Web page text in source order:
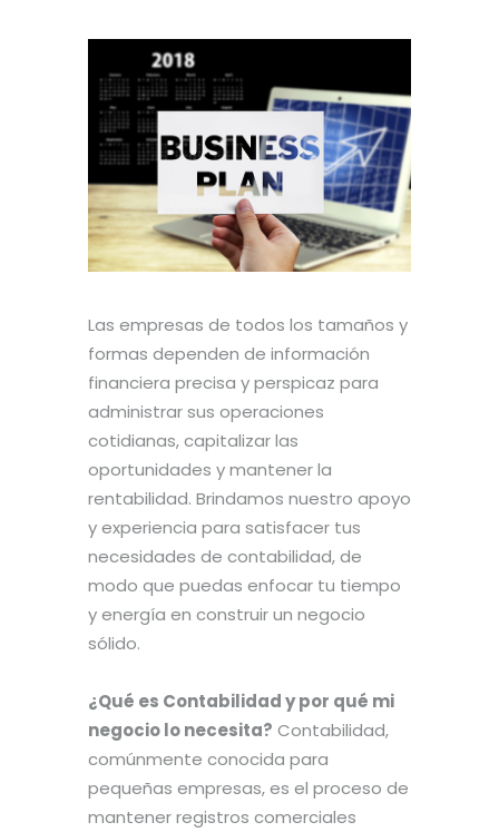
Las empresas de todos los tamaños y
formas dependen de información
financiera precisa y perspicaz para
administrar sus operaciones
cotidianas, capitalizar las
oportunidades y mantener la
rentabilidad. Brindamos nuestro apoyo
y experiencia para satisfacer tus
necesidades de contabilidad, de
modo que puedas enfocar tu tiempo
y energía en construir un negocio
sólido.
¿Qué es Contabilidad y por qué mi
negocio lo necesita? Contabilidad,
comúnmente conocida para
pequeñas empresas, es el proceso de
mantener registros comerciales